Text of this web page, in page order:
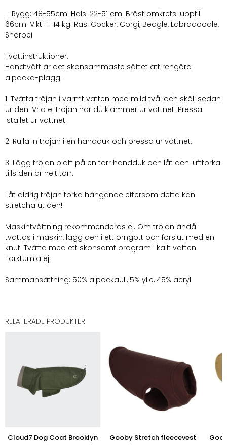
L: Rygg: 48-55cm. Hals: 22-51 cm. Bröst omkrets: upptill
66cm. Vikt: 11-14 kg. Ras: Cocker, Corgi, Beagle, Labradoodle,
Sharpei
Tvättinstruktioner:
Handtvätt är det skonsammaste sättet att rengöra
alpacka-plagg.
1. Tvätta tröjan i varmt vatten med mild tvål och skölj sedan
ur den. Vrid ej tröjan när du klämmer ur vattnet! Pressa
istället ur vattnet.
2. Rulla in tröjan i en handduk och pressa ur vattnet.
3. Lägg tröjan platt på en torr handduk och låt den lufttorka
tills den är helt torr.
Låt aldrig tröjan torka hängande eftersom detta kan
stretcha ut den!
Maskintvättning rekommenderas ej. Om tröjan ändå
tvättas i maskin, lägg den i ett örngott och förslut med en
knut. Tvätta med ett skonsamt program i kallt vatten.
Torktumla ej!
Sammansättning: 50% alpackaull, 5% ylle, 45% acryl
RELATERADE PRODUKTER
Cloud7 Dog Coat Brooklyn
Gooby Stretch fleecevest